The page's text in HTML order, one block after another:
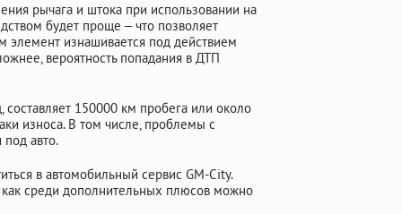
рычага и штока при использовании на
будет проще – что позволяет
элемент изнашивается под действием
вероятность попадания в ДТП
150000 км пробега или около
износа. В том числе, проблемы с
авто.
в автомобильный сервис GM-City.
среди дополнительных плюсов можно